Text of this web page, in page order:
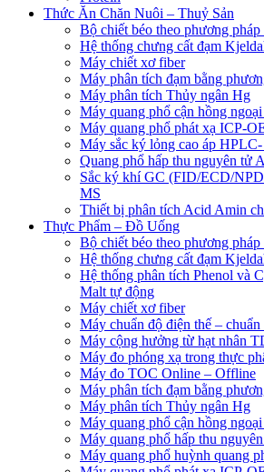
Thức Ăn Chăn Nuôi – Thuỷ Sản
Bộ chiết béo theo phương pháp
Hệ thống chưng cất đạm
Máy chiết xơ fiber
Máy phân tích đạm bằng
Máy phân tích Thủy ngân Hg
Máy quang phổ cận hồng
Máy quang phổ phát xạ ICP-
Máy sắc ký lỏng cao áp
Quang phổ hấp thu nguyên tử
Sắc ký khí GC (FID/ECD/
MS
Thiết bị phân tích Acid Amin
Thực Phẩm – Đồ Uống
Bộ chiết béo theo phương pháp
Hệ thống chưng cất đạm
Hệ thống phân tích Phenol và
Malt tự động
Máy chiết xơ fiber
Máy chuẩn độ điện thế –
Máy cộng hưởng từ hạt nhân
Máy đo phóng xạ trong thực
Máy đo TOC Online – Offline
Máy phân tích đạm bằng
Máy phân tích Thủy ngân Hg
Máy quang phổ cận hồng
Máy quang phổ hấp thu
Máy quang phổ huỳnh quang